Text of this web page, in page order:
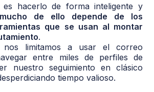
hacerlo de forma inteligente y
mucho de ello depende de los
que se usan al montar
.
nos limitamos a usar el correo
entre miles de perfiles de
nuestro seguimiento en clásico
tiempo valioso.